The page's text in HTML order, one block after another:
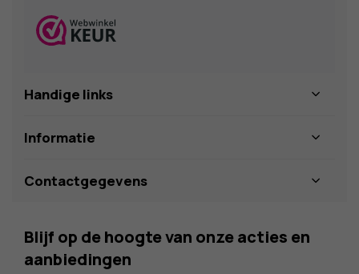
Handige links
Informatie
Contactgegevens
Blijf op de hoogte van onze acties en
aanbiedingen